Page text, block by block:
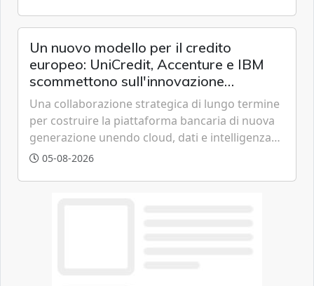
Un nuovo modello per il credito
europeo: UniCredit, Accenture e IBM
scommettono sull'innovazione
tecnologica
Una collaborazione strategica di lungo termine
per costruire la piattaforma bancaria di nuova
generazione unendo cloud, dati e intelligenza
artificiale.
05-08-2026